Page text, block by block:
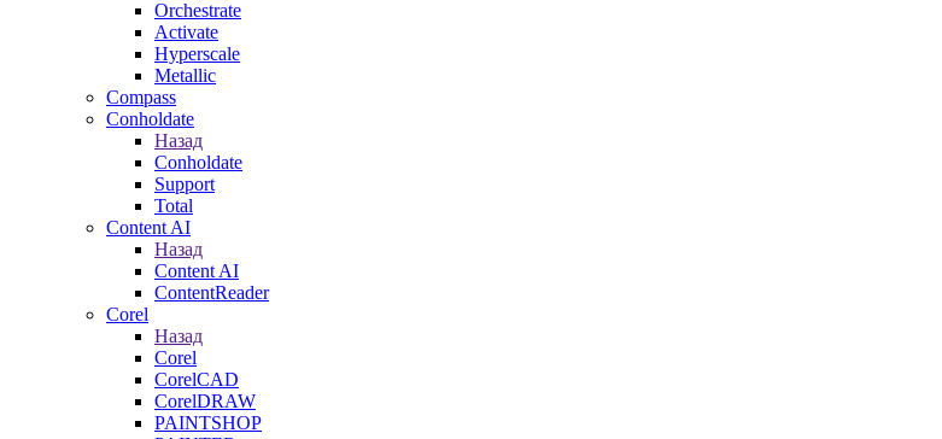
Orchestrate
Activate
Hyperscale
Metallic
Compass
Conholdate
Назад
Conholdate
Support
Total
Content AI
Назад
Content AI
ContentReader
Corel
Назад
Corel
CorelCAD
CorelDRAW
PAINTSHOP